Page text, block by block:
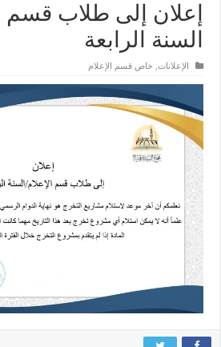
إعلان إلى طلاب قسم
السنة الرابعة
الإعلانات خاص قسم الإعلام